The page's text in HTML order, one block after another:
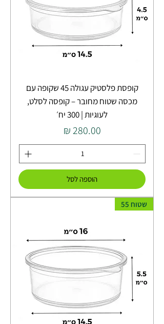
קופסת פלסטיק עגולה 45 שקופה עם
מכסה שטוח מחובר – קופסה לסלט,
לעוגיות | 300 יח׳
מחיר
הוספה לסל
שטוח 55